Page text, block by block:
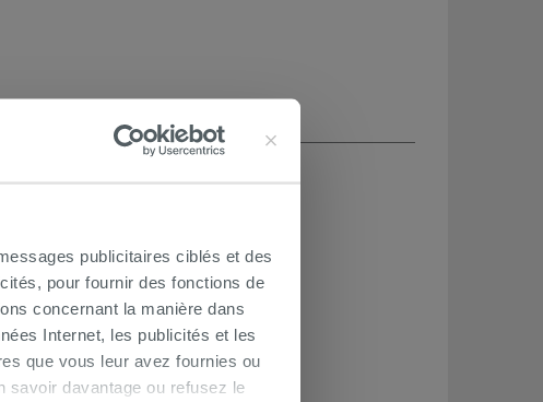
publicitaires ciblés et des
pour fournir des fonctions de
concernant la manière dans
Internet, les publicités et les
que vous leur avez fournies ou
savoir davantage ou refusez le